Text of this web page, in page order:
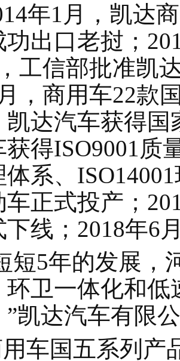
年1月，凯达
功出口老挝；
工信部批准凯
，商用车22款
凯达汽车获得
获得ISO9001质
体系、
车正式投产；
下线；2018年6
短5年的发展，
环卫一体化和
”凯达汽车有限
车国五系列产